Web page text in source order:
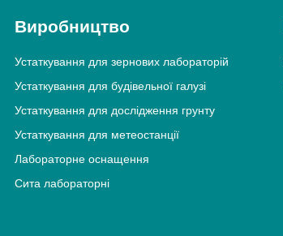
Виробництво
Устаткування для зернових лабораторій
Устаткування для будівельної галузі
Устаткування для дослідження грунту
Устаткування для метеостанції
Лабораторне оснащення
Сита лабораторні